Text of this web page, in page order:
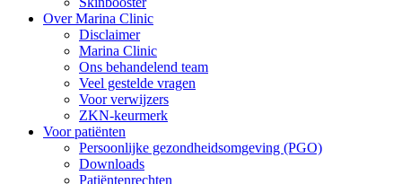
Over Marina Clinic
Disclaimer
Marina Clinic
Ons behandelend team
Veel gestelde vragen
Voor verwijzers
ZKN-keurmerk
Voor patiënten
Persoonlijke gezondheidsomgeving (PGO)
Downloads
Patiëntenrechten